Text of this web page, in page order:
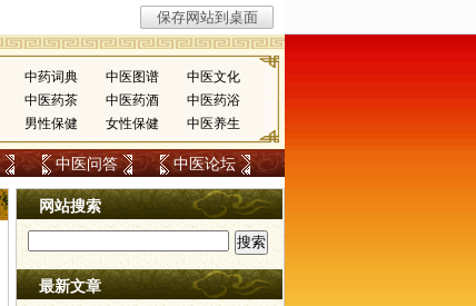
中药词典 中医图谱
中医文化
中医药茶 中医药酒
中医药浴
男性保健 女性保健 中医养生
中医问答 中医论坛
网站搜索
最新文章